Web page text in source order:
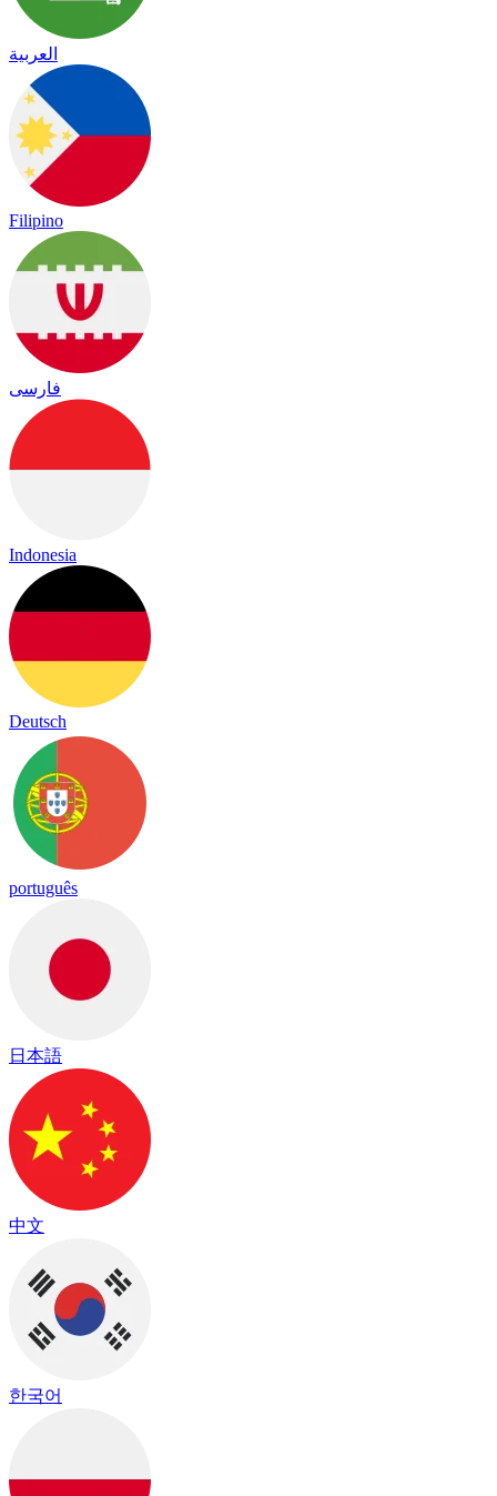
العربية
Filipino
فارسی
Indonesia
Deutsch
português
日本語
中文
한국어